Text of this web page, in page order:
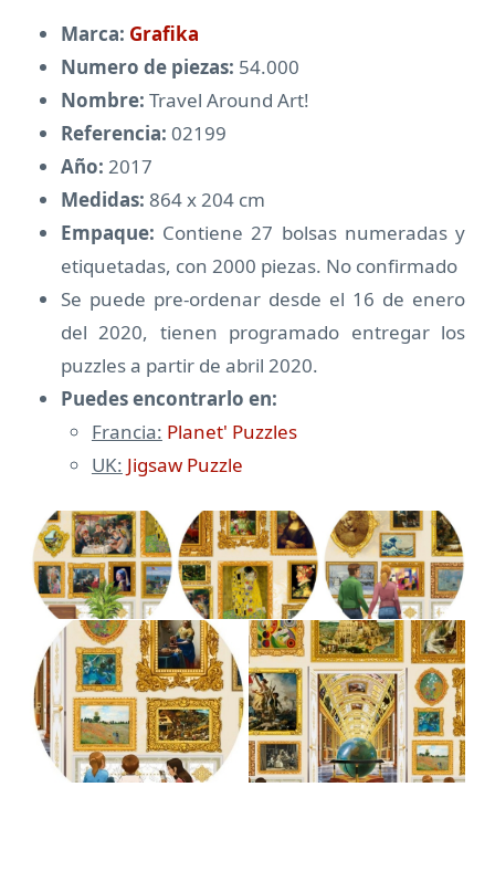
Marca: Grafika
Numero de piezas: 54.000
Nombre: Travel Around Art!
Referencia: 02199
Año: 2017
Medidas: 864 x 204 cm
Empaque: Contiene 27 bolsas numeradas y
etiquetadas, con 2000 piezas. No confirmado
Se puede pre-ordenar desde el 16 de enero
del 2020, tienen programado entregar los
puzzles a partir de abril 2020.
Puedes encontrarlo en:
Francia: Planet' Puzzles
UK: Jigsaw Puzzle